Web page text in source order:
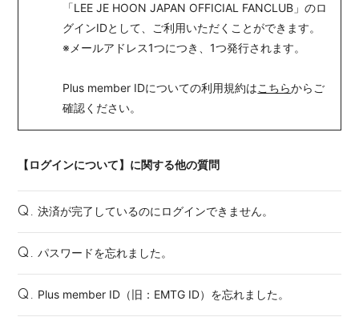
「LEE JE HOON JAPAN OFFICIAL FANCLUB」のロ
グインIDとして、ご利用いただくことができます。
※メールアドレス1つにつき、1つ発行されます。
Plus member IDについての利用規約はこちらからご
確認ください。
【ログインについて】に関する他の質問
Q. 決済が完了しているのにログインできません。
Q. パスワードを忘れました。
Q. Plus member ID（旧：EMTG ID）を忘れました。